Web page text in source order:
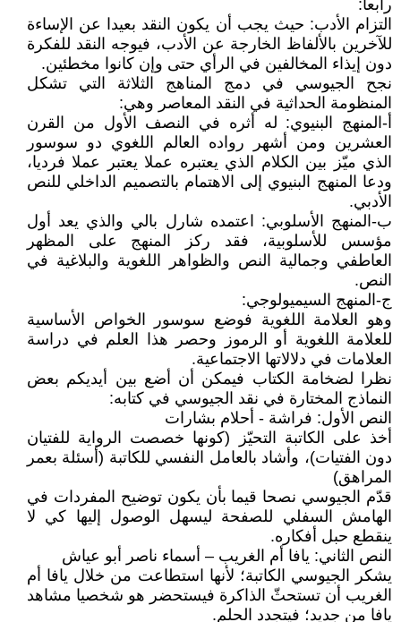
رابعا:
التزام الأدب: حيث يجب أن يكون النقد بعيدا عن الإساءة
للآخرين بالألفاظ الخارجة عن الأدب، فيوجه النقد للفكرة
دون إيذاء المخالفين في الرأي حتى وإن كانوا مخطئين.
نجح الجيوسي في دمج المناهج الثلاثة التي تشكل
المنظومة الحداثية في النقد المعاصر وهي:
أ-المنهج البنيوي: له أثره في النصف الأول من القرن
العشرين ومن أشهر رواده العالم اللغوي دو سوسور
الذي ميّز بين الكلام الذي يعتبره عملا يعتبر عملا فرديا،
ودعا المنهج البنيوي إلى الاهتمام بالتصميم الداخلي للنص
الأدبي.
ب-المنهج الأسلوبي: اعتمده شارل بالي والذي يعد أول
مؤسس للأسلوبية، فقد ركز المنهج على المظهر
العاطفي وجمالية النص والظواهر اللغوية والبلاغية في
النص.
ج-المنهج السيميولوجي:
وهو العلامة اللغوية فوضع سوسور الخواص الأساسية
للعلامة اللغوية أو الرموز وحصر هذا العلم في دراسة
العلامات في دلالاتها الاجتماعية.
نظرا لضخامة الكتاب فيمكن أن أضع بين أيديكم بعض
النماذج المختارة في نقد الجيوسي في كتابه:
النص الأول: فراشة - أحلام بشارات
أخذ على الكاتبة التحيّز (كونها خصصت الرواية للفتيان
دون الفتيات)، وأشاد بالعامل النفسي للكاتبة (أسئلة بعمر
المراهق)
قدّم الجيوسي نصحا قيما بأن يكون توضيح المفردات في
الهامش السفلي للصفحة ليسهل الوصول إليها كي لا
ينقطع حبل أفكاره.
النص الثاني: يافا أم الغريب – أسماء ناصر أبو عياش
يشكر الجيوسي الكاتبة؛ لأنها استطاعت من خلال يافا أم
الغريب أن تستحثّ الذاكرة فيستحضر هو شخصيا مشاهد
يافا من جديد؛ فيتجدد الحلم.